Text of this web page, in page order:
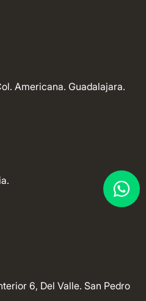
Americana. Guadalajara.
6, Del Valle. San Pedro